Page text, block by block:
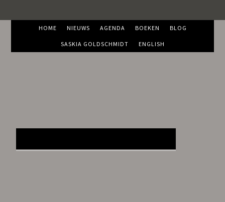
HOME NIEUWS AGENDA BOEKEN BLOG
SASKIA GOLDSCHMIDT ENGLISH